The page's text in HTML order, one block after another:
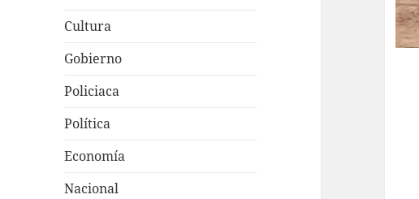
Cultura
Gobierno
Policiaca
Política
Economía
Nacional